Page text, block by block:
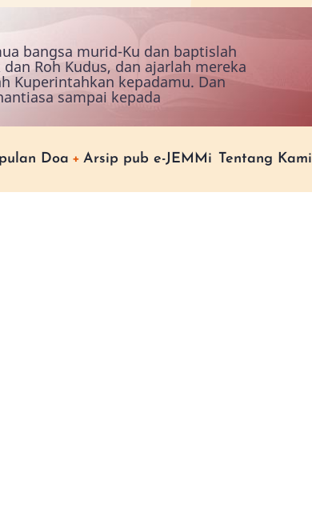
bangsa murid-Ku dan baptislah
Roh Kudus, dan ajarlah mereka
Kuperintahkan kepadamu. Dan
sampai kepada
Doa Arsip pub e-JEMMi Tentang Kami